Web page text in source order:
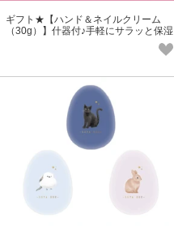
ギフト★【ハンド＆ネイルクリーム
（30g）】什器付♪手軽にサラッと保湿